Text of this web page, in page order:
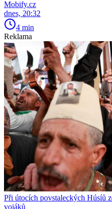
Mobify.cz
dnes, 20:32
4 min
Reklama
Při útocích povstaleckých Húsíů
vojáků